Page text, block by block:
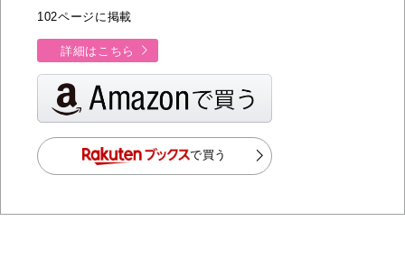
102ページに掲載
詳細はこちら
で買う